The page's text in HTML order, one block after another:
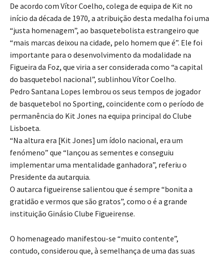
De acordo com Vítor Coelho, colega de equipa de Kit no
início da década de 1970, a atribuição desta medalha foi uma
“justa homenagem”, ao basquetebolista estrangeiro que
“mais marcas deixou na cidade, pelo homem que é”. Ele foi
importante para o desenvolvimento da modalidade na
Figueira da Foz, que viria a ser considerada como “a capital
do basquetebol nacional”, sublinhou Vítor Coelho.
Pedro Santana Lopes lembrou os seus tempos de jogador
de basquetebol no Sporting, coincidente com o período de
permanência do Kit Jones na equipa principal do Clube
Lisboeta.
“Na altura era [Kit Jones] um ídolo nacional, era um
fenómeno” que “lançou as sementes e conseguiu
implementar uma mentalidade ganhadora”, referiu o
Presidente da autarquia.
O autarca figueirense salientou que é sempre “bonita a
gratidão e vermos que são gratos”, como o é a grande
instituição Ginásio Clube Figueirense.
O homenageado manifestou-se “muito contente”,
contudo, considerou que, à semelhança de uma das suas